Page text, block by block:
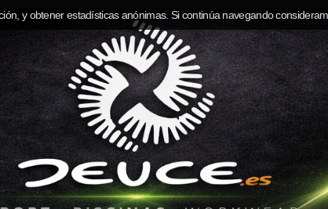
y obtener estadísticas anónimas. Si continúa navegando